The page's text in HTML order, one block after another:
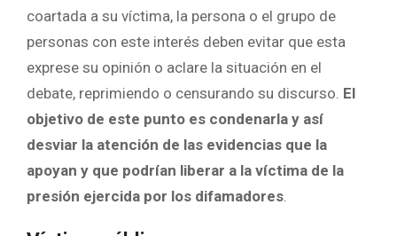
coartada a su víctima, la persona o el grupo de
personas con este interés deben evitar que esta
exprese su opinión o aclare la situación en el
debate, reprimiendo o censurando su discurso. El
objetivo de este punto es condenarla y así
desviar la atención de las evidencias que la
apoyan y que podrían liberar a la víctima de la
presión ejercida por los difamadores